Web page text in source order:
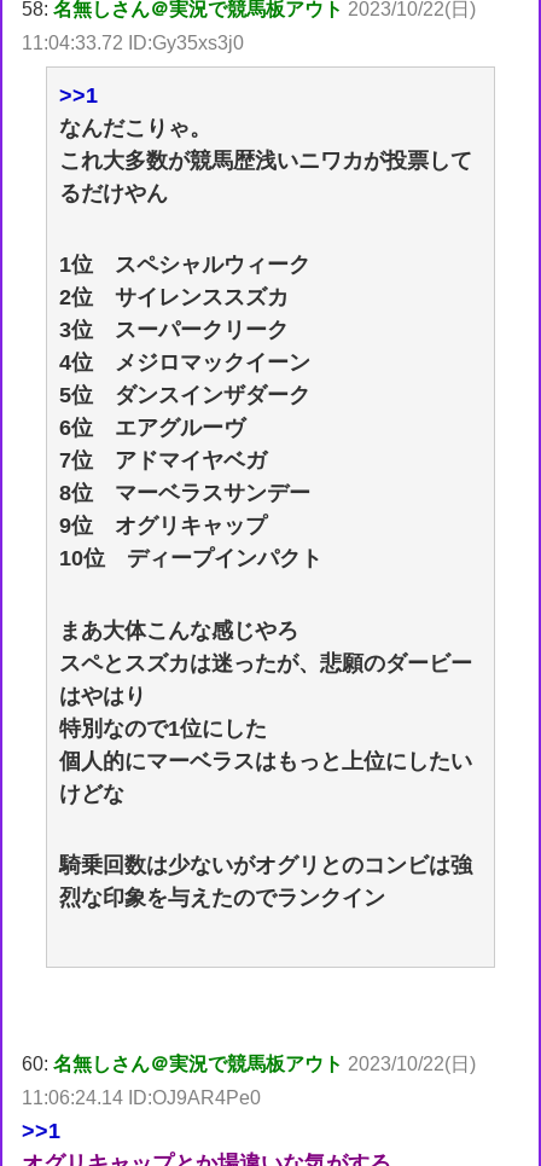
58:名無しさん＠実況で競馬板アウト 2023/10/22(日)
11:04:33.72 ID:Gy35xs3j0
>>1
なんだこりゃ。
これ大多数が競馬歴浅いニワカが投票して
るだけやん
1位 スペシャルウィーク
2位 サイレンススズカ
3位 スーパークリーク
4位 メジロマックイーン
5位 ダンスインザダーク
6位 エアグルーヴ
7位 アドマイヤベガ
8位 マーベラスサンデー
9位 オグリキャップ
10位 ディープインパクト
まあ大体こんな感じやろ
スペとスズカは迷ったが、悲願のダービー
はやはり
特別なので1位にした
個人的にマーベラスはもっと上位にしたい
けどな
騎乗回数は少ないがオグリとのコンビは強
烈な印象を与えたのでランクイン
60:名無しさん＠実況で競馬板アウト 2023/10/22(日)
11:06:24.14 ID:OJ9AR4Pe0
>>1